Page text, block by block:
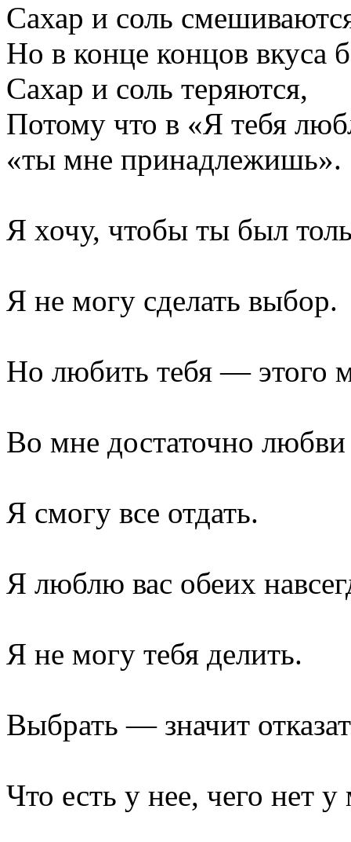
Сахар и соль
Но в конце концов вкуса
Сахар и соль теряются,
Потому что в «Я тебя
«ты мне принадлежишь».
Я хочу, чтобы ты был
Я не могу сделать выбор.
Но любить тебя — этого
Во мне достаточно любви
Я смогу все отдать.
Я люблю вас обеих
Я не могу тебя делить.
Выбрать — значит
Что есть у нее, чего нет у